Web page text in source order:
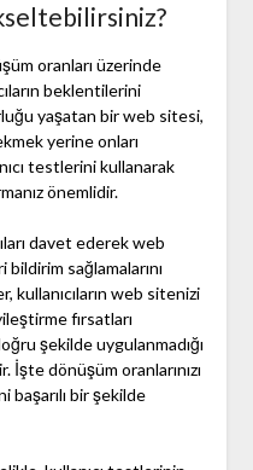
oranları üzerinde
beklentilerini
yaşatan bir web sitesi,
yerine onları
testlerini kullanarak
önemlidir.
davet ederek web
sağlamalarını
kullanıcıların web sitenizi
fırsatları
şekilde uygulanmadığı
İşte dönüşüm oranlarınızı
başarılı bir şekilde